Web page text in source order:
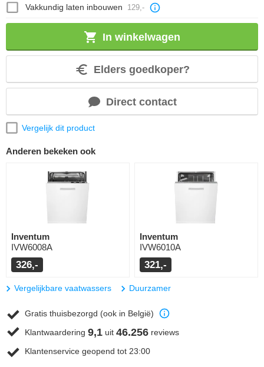
Vakkundig laten inbouwen 129,-
In winkelwagen
Elders goedkoper?
Direct contact
Vergelijk dit product
Anderen bekeken ook
Inventum
IVW6008A
326,-
Inventum
IVW6010A
321,-
Vergelijkbare vaatwassers Duurzamer
Gratis thuisbezorgd (ook in België)
Klantwaardering 9,1 uit 46.256 reviews
Klantenservice geopend tot 23:00